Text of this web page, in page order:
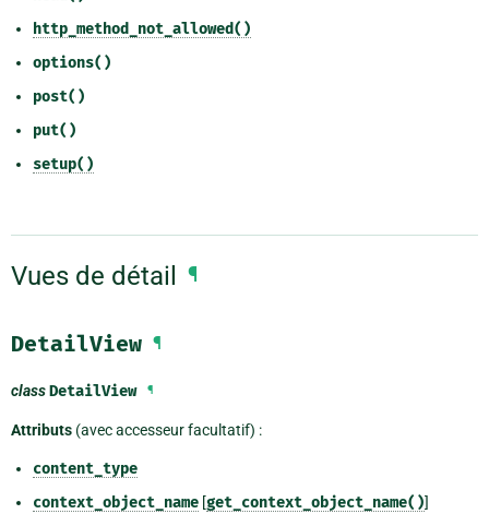
http_method_not_allowed()
options()
post()
put()
setup()
Vues de détail ¶
DetailView ¶
classDetailView ¶
Attributs (avec accesseur facultatif) :
content_type
context_object_name [get_context_object_name()]